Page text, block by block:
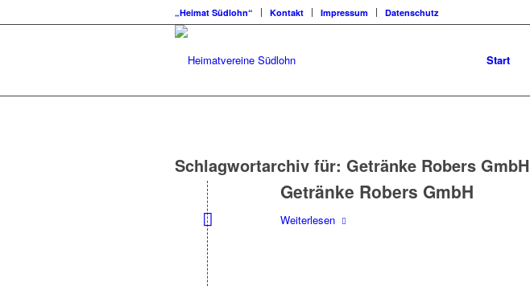
„Heimat Südlohn“ Kontakt Impressum Datenschutz
Start
Schlagwortarchiv für: Getränke Robers GmbH
Getränke Robers GmbH
Weiterlesen